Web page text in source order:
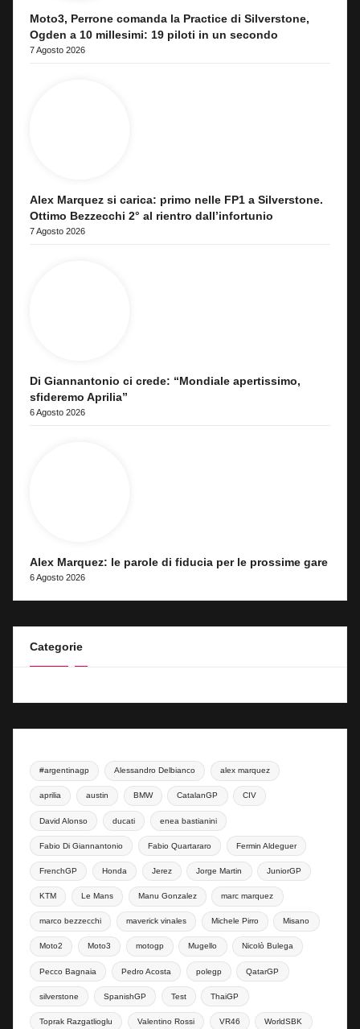
Moto3, Perrone comanda la Practice di Silverstone,
Ogden a 10 millesimi: 19 piloti in un secondo
7 Agosto 2026
Alex Marquez si carica: primo nelle FP1 a Silverstone.
Ottimo Bezzecchi 2° al rientro dall’infortunio
7 Agosto 2026
Di Giannantonio ci crede: “Mondiale apertissimo,
sfideremo Aprilia”
6 Agosto 2026
Alex Marquez: le parole di fiducia per le prossime gare
6 Agosto 2026
Categorie
#argentinagp Alessandro Delbianco alex marquez
aprilia austin BMW CatalanGP CIV
David Alonso ducati enea bastianini
Fabio Di Giannantonio Fabio Quartararo Fermin Aldeguer
FrenchGP Honda Jerez Jorge Martin JuniorGP
KTM Le Mans Manu Gonzalez marc marquez
marco bezzecchi maverick vinales Michele Pirro Misano
Moto2 Moto3 motogp Mugello Nicolò Bulega
Pecco Bagnaia Pedro Acosta polegp QatarGP
silverstone SpanishGP Test ThaiGP
Toprak Razgatlioglu Valentino Rossi VR46 WorldSBK